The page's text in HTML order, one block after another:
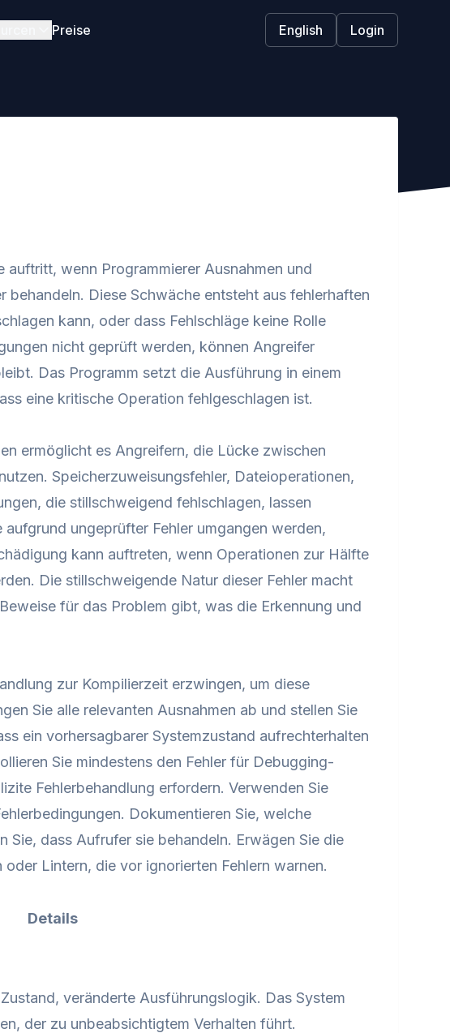
Preise English Login
wenn Programmierer Ausnahmen und
Diese Schwäche entsteht aus fehlerhaften
kann, oder dass Fehlschläge keine Rolle
nicht geprüft werden, können Angreifer
Das Programm setzt die Ausführung in einem
eine kritische Operation fehlgeschlagen ist.
ermöglicht es Angreifern, die Lücke zwischen
Speicherzuweisungsfehler, Dateioperationen,
die stillschweigend fehlschlagen, lassen
ungeprüfter Fehler umgangen werden,
kann auftreten, wenn Operationen zur Hälfte
Die stillschweigende Natur dieser Fehler macht
für das Problem gibt, was die Erkennung und
zur Kompilierzeit erzwingen, um diese
Sie alle relevanten Ausnahmen ab und stellen Sie
ein vorhersagbarer Systemzustand aufrechterhalten
Sie mindestens den Fehler für Debugging-
Fehlerbehandlung erfordern. Verwenden Sie
Dokumentieren Sie, welche
Sie, dass Aufrufer sie behandeln. Erwägen Sie die
Lintern, die vor ignorierten Fehlern warnen.
Details
veränderte Ausführungslogik. Das System
der zu unbeabsichtigtem Verhalten führt.